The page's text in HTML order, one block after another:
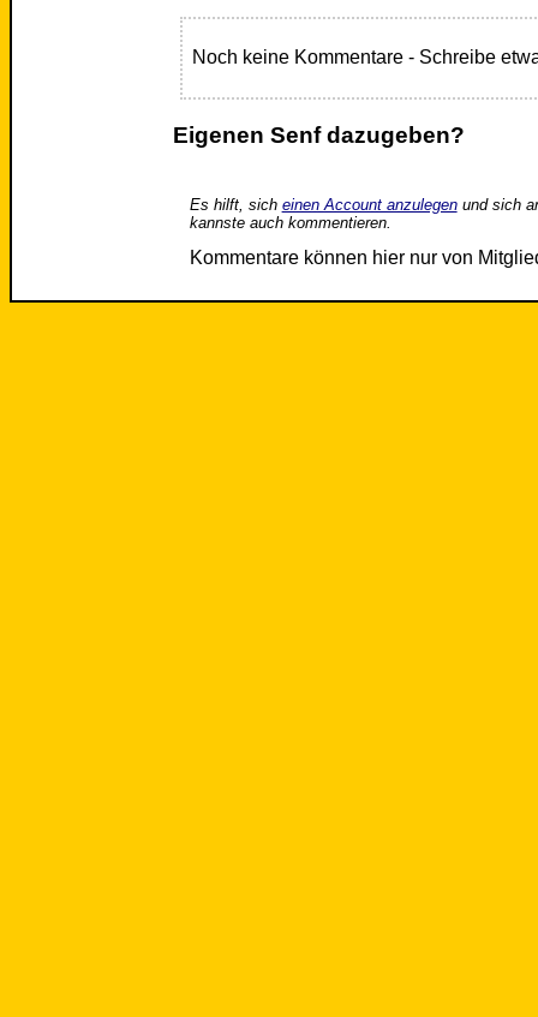
Noch keine Kommentare - Schreibe
Eigenen Senf dazugeben?
Es hilft, sich einen Account anzulegenund sich
kannste auch kommentieren.
Kommentare können hier nur von